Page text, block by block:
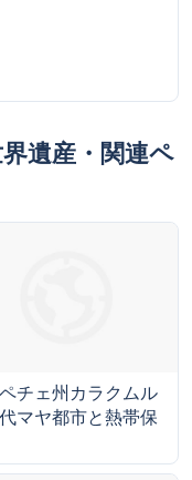
遺産・関連ペ
チェ州カラクムル
マヤ都市と熱帯保